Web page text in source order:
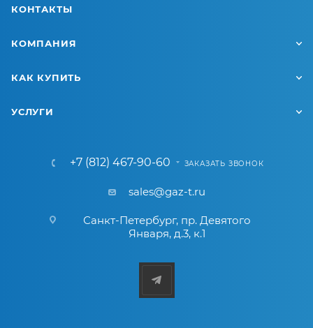
КОНТАКТЫ
КОМПАНИЯ
КАК КУПИТЬ
УСЛУГИ
+7 (812) 467-90-60 ЗАКАЗАТЬ ЗВОНОК
sales@gaz-t.ru
Санкт-Петербург, пр. Девятого
Января, д.3, к.1